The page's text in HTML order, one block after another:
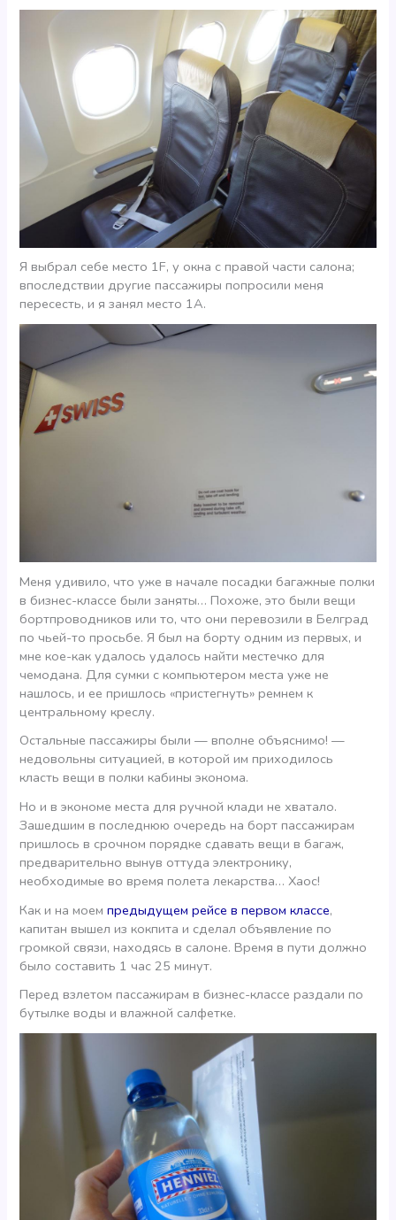
Я выбрал себе место 1F, у окна с правой части салона;
впоследствии другие пассажиры попросили меня
пересесть, и я занял место 1А.
Меня удивило, что уже в начале посадки багажные полки
в бизнес-классе были заняты… Похоже, это были вещи
бортпроводников или то, что они перевозили в Белград
по чьей-то просьбе. Я был на борту одним из первых, и
мне кое-как удалось удалось найти местечко для
чемодана. Для сумки с компьютером места уже не
нашлось, и ее пришлось «пристегнуть» ремнем к
центральному креслу.
Остальные пассажиры были — вполне объяснимо! —
недовольны ситуацией, в которой им приходилось
класть вещи в полки кабины эконома.
Но и в экономе места для ручной клади не хватало.
Зашедшим в последнюю очередь на борт пассажирам
пришлось в срочном порядке сдавать вещи в багаж,
предварительно вынув оттуда электронику,
необходимые во время полета лекарства… Хаос!
Как и на моемпредыдущем рейсе в первом классе,
капитан вышел из кокпита и сделал объявление по
громкой связи, находясь в салоне. Время в пути должно
было составить 1 час 25 минут.
Перед взлетом пассажирам в бизнес-классе раздали по
бутылке воды и влажной салфетке.